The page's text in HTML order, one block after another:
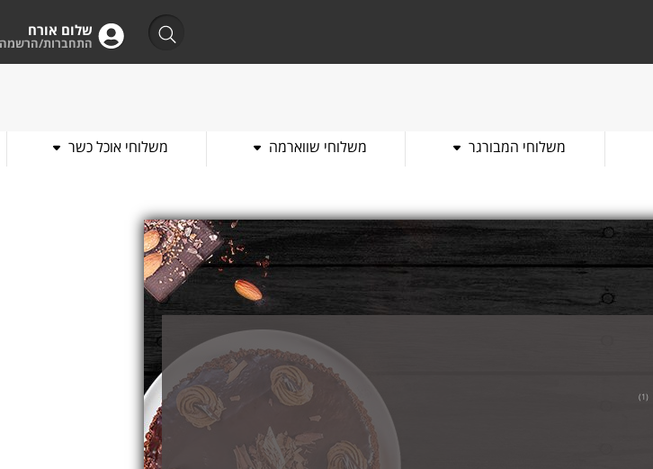
שלום אורח
התחברות/הרשמה
משלוחי המבורגר משלוחי שווארמה משלוחי אוכל כשר
(
1
)